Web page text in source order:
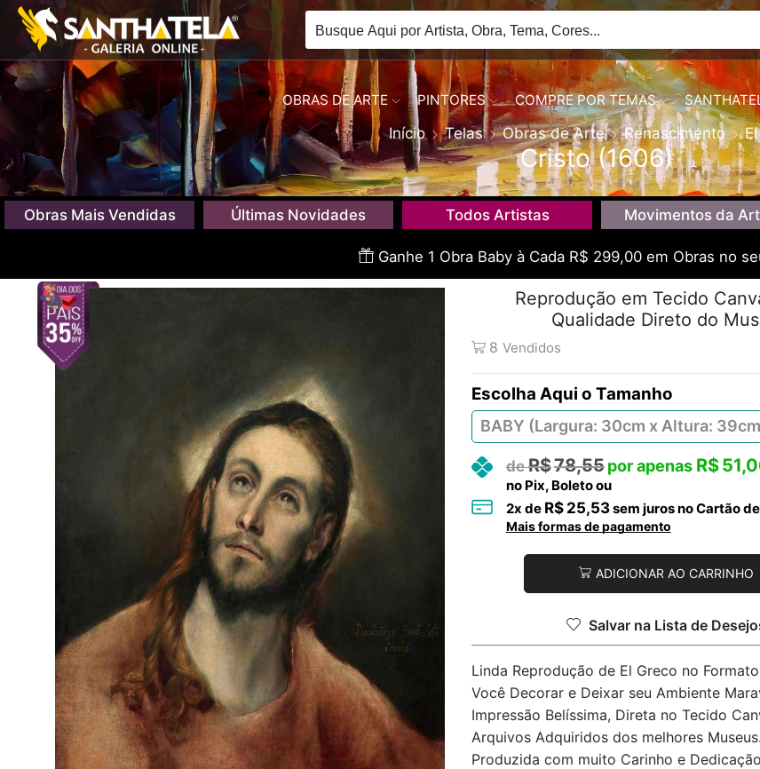
OBRAS DE ARTE PINTORES COMPRE POR TEMAS
Início Telas Obras de Arte Renascimento
Cristo (1606)
Obras Mais Vendidas Últimas Novidades Todos Artistas Movimentos da
Ganhe 1 Obra Baby à Cada R$ 299,00 em Obras no
Reprodução em Tecido
Qualidade Direto do
8 Vendidos
Tamanho
R$78,55 R$
no Pix, Boleto ou
2x de R$ 25,53sem juros no Cartão
Mais formas de pagamento
ADICIONAR AO CARRINHO
Salvar na Lista de
Linda Reprodução de El Greco no
Você Decorar e Deixar seu Ambiente
Impressão Belíssima, Direta no Tecido
Arquivos Adquiridos dos melhores Museus.
Produzida com muito Carinho e